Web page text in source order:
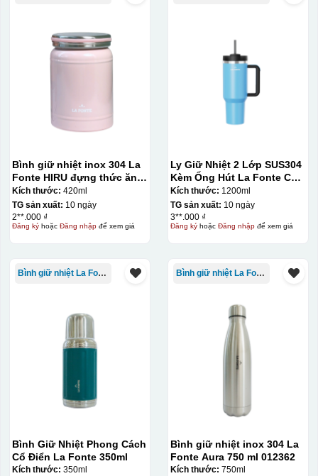
Bình giữ nhiệt inox 304 La
Fonte HIRU đựng thức ăn
420 ml – 012348
Kích thước: 420ml
TG sản xuất: 10 ngày
2**.000 ₫
Đăng kýhoặc Đăng nhậpđể xem giá
Ly Giữ Nhiệt 2 Lớp SUS304
Kèm Ống Hút La Fonte Có
Tay Cầm 1200ml
Kích thước: 1200ml
TG sản xuất: 10 ngày
3**.000 ₫
Đăng kýhoặc Đăng nhậpđể xem giá
Bình giữ nhiệt La Fonte
Bình Giữ Nhiệt Phong Cách
Cổ Điển La Fonte 350ml
Kích thước: 350ml
Bình giữ nhiệt La Fonte
Bình giữ nhiệt inox 304 La
Fonte Aura 750 ml 012362
Kích thước: 750ml